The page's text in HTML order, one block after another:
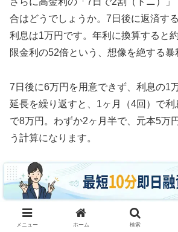
合はどうでしょうか。7日後に返済す
利息は1万円です。年利に換算すると
限金利の52倍という、想像を絶する暴
7日後に6万円を用意できず、利息の1
延長を繰り返すと、1ヶ月（4回）で利
で8万円。わずか2ヶ月半で、元本5万
う計算になります。
3ヶ月続けた場合、利息の支払い総額
万円の2.4倍の利息を取られ、それで
せん。これがソフト闇金の実態です。
メニュー ホーム 検索